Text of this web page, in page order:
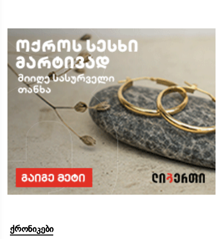
ქრონიკები